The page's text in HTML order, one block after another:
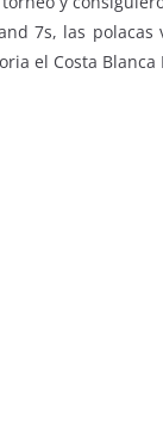
7s, las
el Costa Blanca